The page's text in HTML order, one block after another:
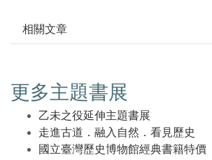
相關文章
更多主題書展
乙未之役延伸主題書展
走進古道．融入自然．看見歷史
國立臺灣歷史博物館經典書籍特價